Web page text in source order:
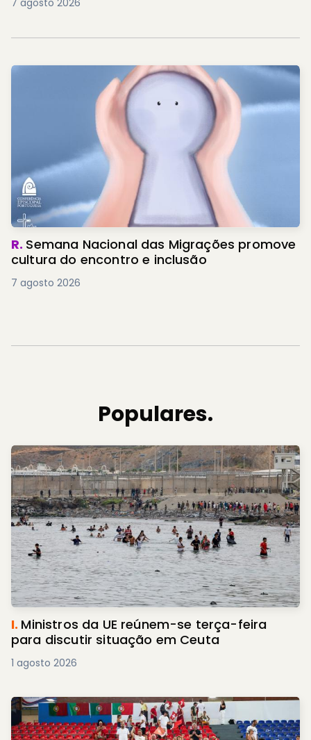
R. Semana Nacional das Migrações promove
cultura do encontro e inclusão
7 agosto 2026
Populares.
I. Ministros da UE reúnem-se terça-feira
para discutir situação em Ceuta
1 agosto 2026